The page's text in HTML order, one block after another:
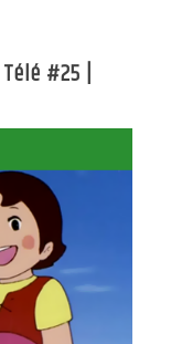
#25 |